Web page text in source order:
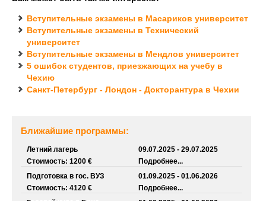
Вступительные экзамены в Масариков университет
Вступительные экзамены в Технический
университет
Вступительные экзамены в Мендлов университет
5 ошибок студентов, приезжающих на учебу в
Чехию
Санкт-Петербург - Лондон - Докторантура в Чехии
Ближайшие программы:
Летний лагерь
Стоимость: 1200 €
09.07.2025 - 29.07.2025
Подробнее...
Подготовка в гос. ВУЗ
Стоимость: 4120 €
01.09.2025 - 01.06.2026
Подробнее...